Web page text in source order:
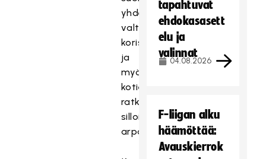
yhdestä
valtakunnallisesta
korista,
ja
myös
kotiedun
ratkaisee
silloin
arpa.
tapahtuvat
ehdokasasett
elu ja
valinnat
04.08.2026
F-liigan alku
häämöttää:
Avauskierrok